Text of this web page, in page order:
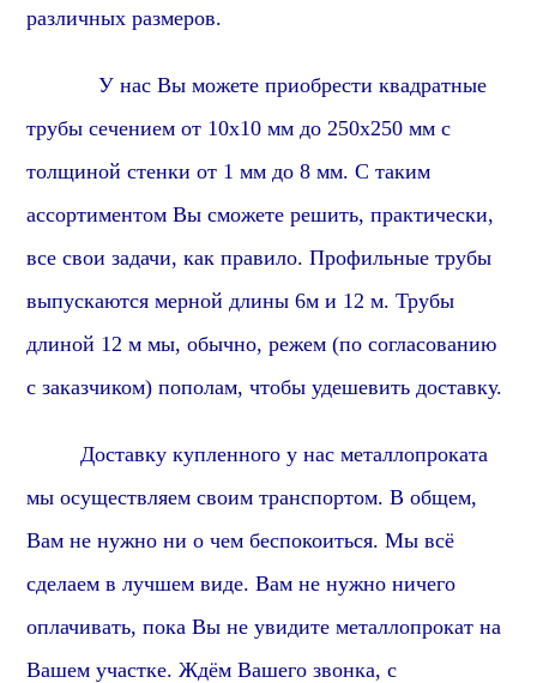
различных размеров.
У нас Вы можете приобрести квадратные
трубы сечением от 10х10 мм до 250х250 мм с
толщиной стенки от 1 мм до 8 мм. С таким
ассортиментом Вы сможете решить, практически,
все свои задачи,как правило. Профильные трубы
выпускаются мерной длины 6м и 12 м. Трубы
длиной 12 м мы, обычно, режем (по согласованию
с заказчиком) пополам, чтобы удешевить доставку.
Доставку купленного у нас металлопроката
мы осуществляем своим транспортом.В общем,
Вам не нужно ни о чем беспокоиться. Мы всё
сделаем в лучшем виде. Вам не нужно ничего
оплачивать, пока Вы не увидите металлопрокат на
Вашем участке. Ждём Вашего звонка, с